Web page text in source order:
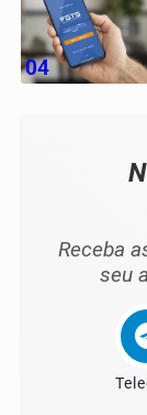
04
Receba
seu